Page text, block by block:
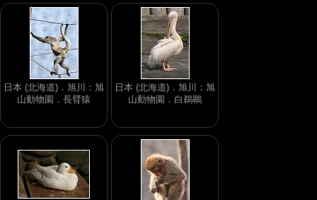
日本 (北海道)．旭川：旭
山動物園．長臂猿
日本 (北海道)．旭川：旭
山動物園．白鵜鶘